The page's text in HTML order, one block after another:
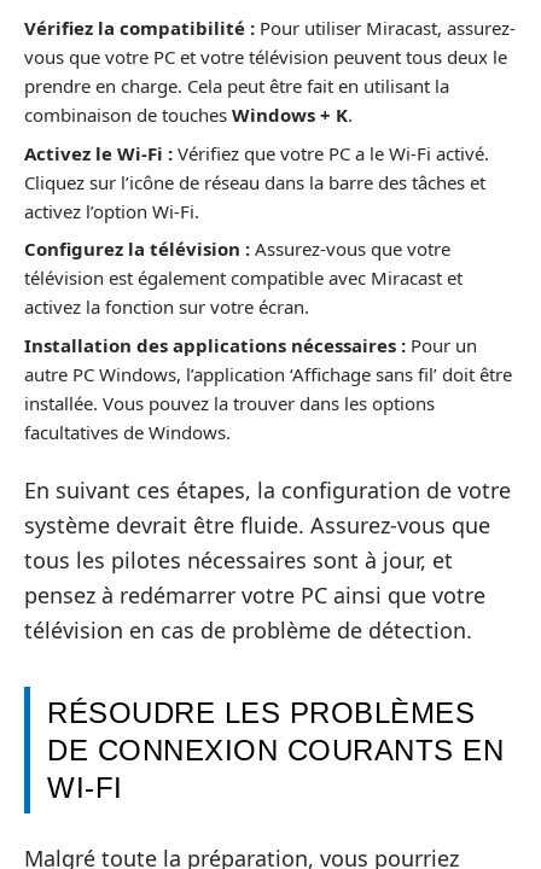
Vérifiez la compatibilité : Pour utiliser Miracast, assurez-
vous que votre PC et votre télévision peuvent tous deux le
prendre en charge. Cela peut être fait en utilisant la
combinaison de touches Windows + K.
Activez le Wi-Fi : Vérifiez que votre PC a le Wi-Fi activé.
Cliquez sur l’icône de réseau dans la barre des tâches et
activez l’option Wi-Fi.
Configurez la télévision : Assurez-vous que votre
télévision est également compatible avec Miracast et
activez la fonction sur votre écran.
Installation des applications nécessaires : Pour un
autre PC Windows, l’application ‘Affichage sans fil’ doit être
installée. Vous pouvez la trouver dans les options
facultatives de Windows.
En suivant ces étapes, la configuration de votre
système devrait être fluide. Assurez-vous que
tous les pilotes nécessaires sont à jour, et
pensez à redémarrer votre PC ainsi que votre
télévision en cas de problème de détection.
RÉSOUDRE LES PROBLÈMES
DE CONNEXION COURANTS EN
WI-FI
Malgré toute la préparation, vous pourriez